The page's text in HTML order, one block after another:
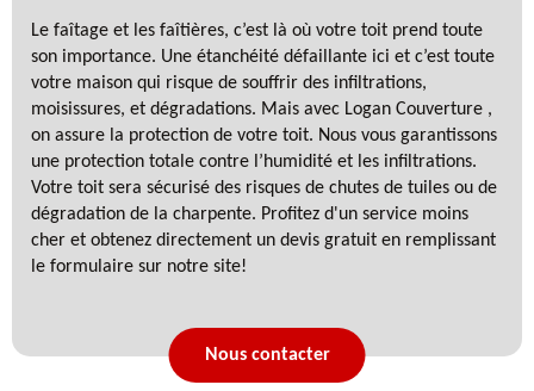
Le faîtage et les faîtières, c’est là où votre toit prend toute
son importance. Une étanchéité défaillante ici et c’est toute
votre maison qui risque de souffrir des infiltrations,
moisissures, et dégradations. Mais avec Logan Couverture ,
on assure la protection de votre toit. Nous vous garantissons
une protection totale contre l’humidité et les infiltrations.
Votre toit sera sécurisé des risques de chutes de tuiles ou de
dégradation de la charpente. Profitez d'un service moins
cher et obtenez directement un devis gratuit en remplissant
le formulaire sur notre site!
Nous contacter